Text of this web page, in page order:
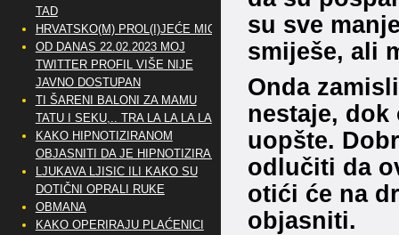
su sve
smiješe, ali
Onda
nestaje, dok
uopšte.
odlučiti da
otići će na
objasniti.
TAD
HRVATSKO(M) PROL(I)JEĆE MIG
OD DANAS 22.02.2023 MOJ
TWITTER PROFIL VIŠE NIJE
JAVNO DOSTUPAN
TI ŠARENI BALONI ZA MAMU
TATU I SEKU,.. TRA LA LA LA LA
KAKO HIPNOTIZIRANOM
OBJASNITI DA JE HIPNOTIZIRAN
LJUKAVA LJISIC ILI KAKO SU
DOTIČNI OPRALI RUKE
OBMANA
KAKO OPERIRAJU PLAĆENICI